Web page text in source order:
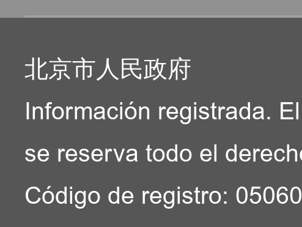
北京市人民政府
Información registrada.
se reserva todo el
Código de registro: